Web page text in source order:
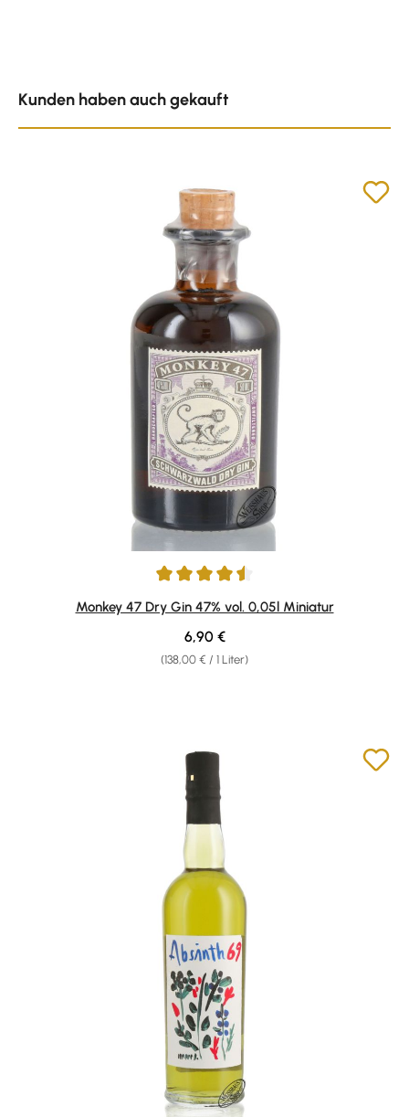
Kunden haben auch gekauft
Durchschnittliche Bewertung von 4.61 von 5 Sternen
Monkey 47 Dry Gin 47% vol. 0,05l Miniatur
(138,00 € / 1 Liter)
Regulärer Preis:
6,90 €